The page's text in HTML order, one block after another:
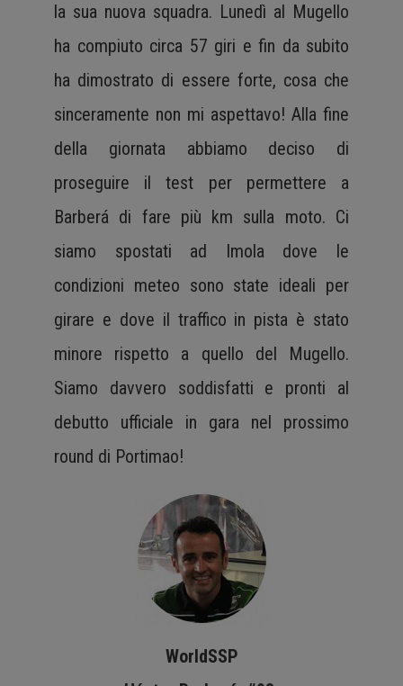
la sua nuova squadra. Lunedì al Mugello
ha compiuto circa 57 giri e fin da subito
ha dimostrato di essere forte, cosa che
sinceramente non mi aspettavo! Alla fine
della giornata abbiamo deciso di
proseguire il test per permettere a
Barberá di fare più km sulla moto. Ci
siamo spostati ad Imola dove le
condizioni meteo sono state ideali per
girare e dove il traffico in pista è stato
minore rispetto a quello del Mugello.
Siamo davvero soddisfatti e pronti al
debutto ufficiale in gara nel prossimo
round di Portimao!
WorldSSP